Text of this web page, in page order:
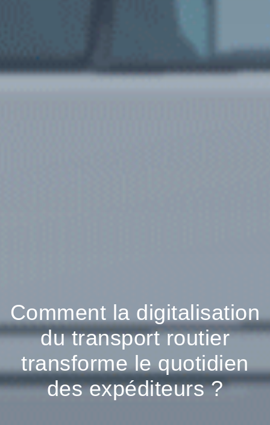
Comment la digitalisation
du transport routier
transforme le quotidien
des expéditeurs ?